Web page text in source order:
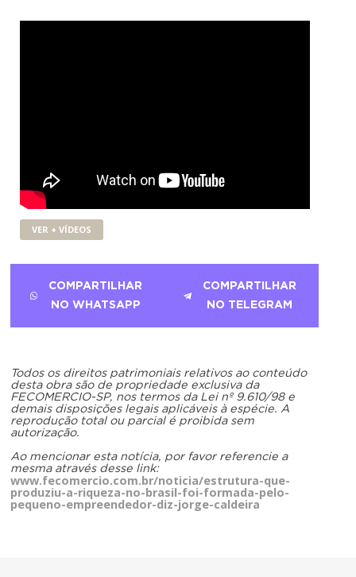
VER + VÍDEOS
COMPARTILHAR
NO WHATSAPP
COMPARTILHAR
NO TELEGRAM
Todos os direitos patrimoniais relativos ao conteúdo
desta obra são de propriedade exclusiva da
FECOMERCIO-SP, nos termos da Lei nº 9.610/98 e
demais disposições legais aplicáveis à espécie. A
reprodução total ou parcial é proibida sem
autorização.
Ao mencionar esta notícia, por favor referencie a
mesma através desse link:
www.fecomercio.com.br/noticia/estrutura-que-
produziu-a-riqueza-no-brasil-foi-formada-pelo-
pequeno-empreendedor-diz-jorge-caldeira